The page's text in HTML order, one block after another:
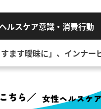
ルスケア意識・消費行動
ます曖昧に」、インナー